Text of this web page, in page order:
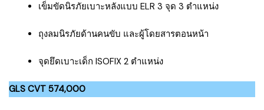
เข็มขัดนิรภัยเบาะหลังแบบ ELR 3 จุด 3 ตำแหน่ง
ถุงลมนิรภัยด้านคนขับ และผู้โดยสารตอนหน้า
จุดยึดเบาะเด็ก ISOFIX 2 ตำแหน่ง
GLS CVT 574,000